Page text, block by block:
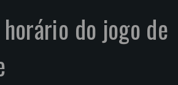
do jogo de